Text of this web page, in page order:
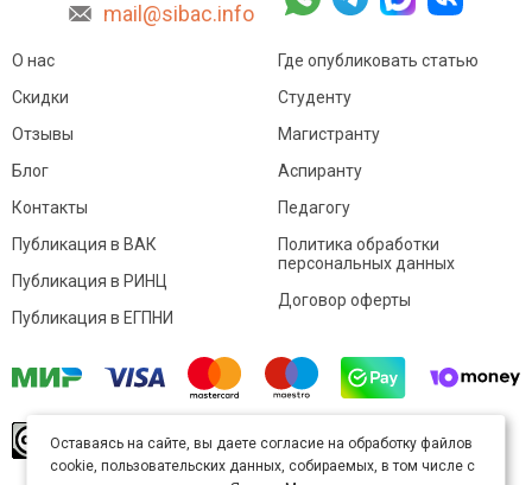
mail@sibac.info
О нас
Скидки
Отзывы
Блог
Контакты
Где опубликовать статью
Студенту
Магистранту
Аспиранту
Педагогу
Публикация в ВАК
Публикация в РИНЦ
Публикация в ЕГПНИ
Политика обработки
персональных данных
Договор оферты
произведение доступно полицензии Creative
Commons «Attribution» («Атрибуция») 4.0
Оставаясь на сайте, вы даете согласие на обработку файлов
cookie, пользовательских данных, собираемых, в том числе с